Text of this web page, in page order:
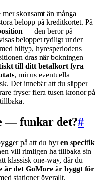
skonsamt än många
belopp på kreditkortet. På
— den beror på
beloppet tydligt under
biltyp, hyresperiodens
dras när bokningen
till ditt betalkort fyra
, minus eventuella
Det innebär att du slipper
fryser flera tusen kronor på
— funkar det?#
på att du hyren specifik
vill rimligen ha tillbaka sin
klassisk one-way, där du
är det GoMore är byggt för
stationer överallt.